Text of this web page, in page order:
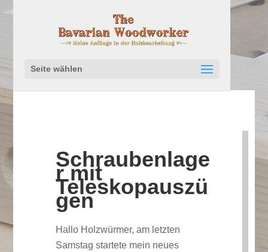
Seite wählen
Schraubenlage
r mit
Teleskopauszü
gen
Hallo Holzwürmer, am letzten
Samstag startete mein neues